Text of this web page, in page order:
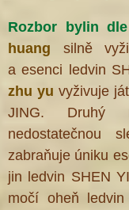
Rozbor bylin
huang
silně
a esenci ledvin
zhu yu vyživuje
JING. Druhý
nedostatečnou
zabraňuje úniku
jin ledvin SHEN
močí oheň